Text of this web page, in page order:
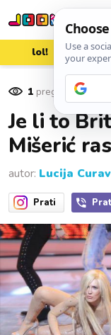
lol!
1 pregleda
Je li to
Mišerić
autor: Lucija
Prati